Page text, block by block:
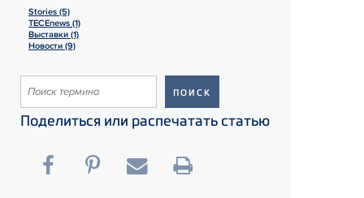
Stories (5)
TECEnews (1)
Выставки (1)
Новости (9)
Поделиться или распечатать статью